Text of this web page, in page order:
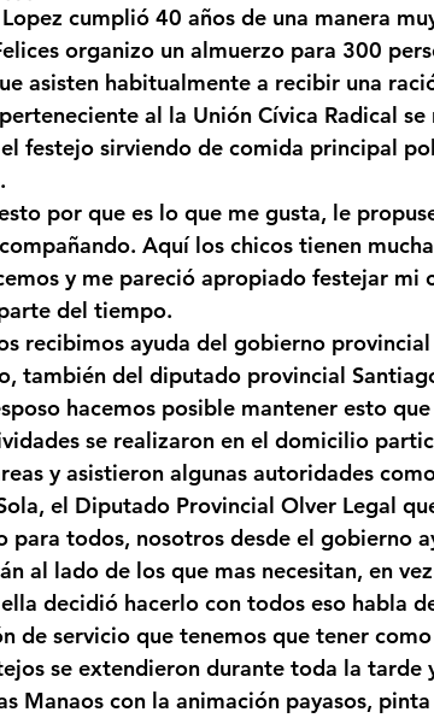
Calilegua Categoría sin título
Lopez cumplió 40 años de una manera
organizo un almuerzo para 300
asisten habitualmente a recibir una
al la Unión Cívica Radical
festejo sirviendo de comida principal
por que es lo que me gusta, le
Aquí los chicos tienen
y me pareció apropiado festejar mi
del tiempo.
recibimos ayuda del gobierno
también del diputado provincial
hacemos posible mantener esto
se realizaron en el domicilio
y asistieron algunas autoridades
el Diputado Provincial Olver Legal
para todos, nosotros desde el gobierno
al lado de los que mas necesitan, en
decidió hacerlo con todos eso habla
de servicio que tenemos que tener
se extendieron durante toda la
Manaos con la animación payasos,